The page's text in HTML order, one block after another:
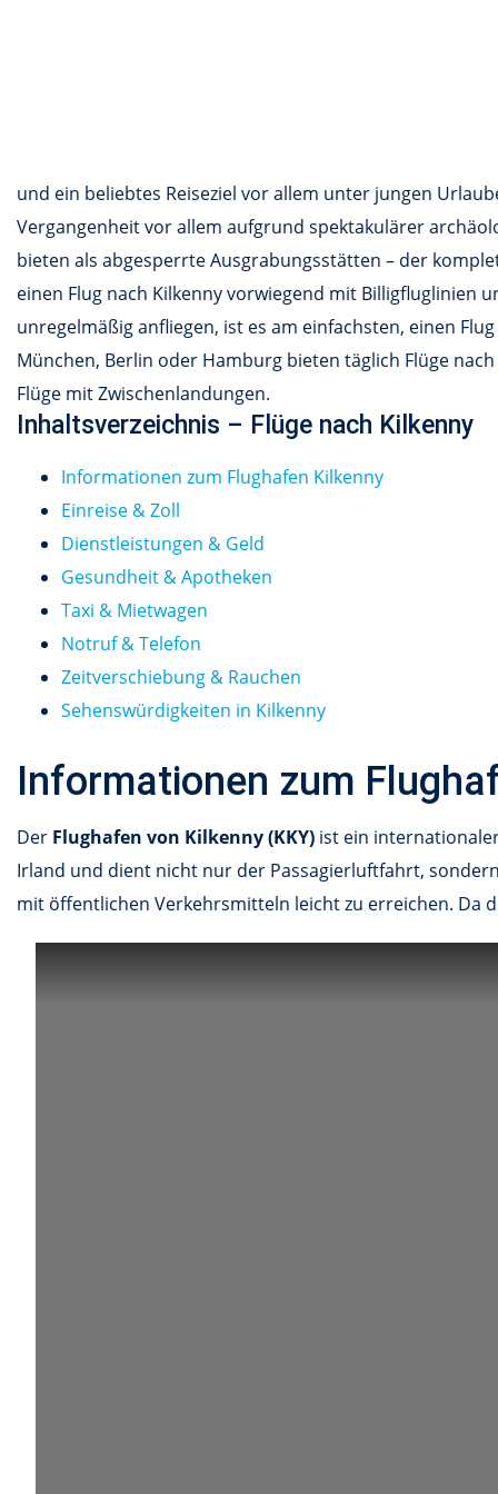
und ein beliebtes Reiseziel vor allem unter jungen
Vergangenheit vor allem aufgrund spektakulärer
bieten als abgesperrte Ausgrabungsstätten – der
einen Flug nach Kilkenny vorwiegend mit Billigfluglinien
unregelmäßig anfliegen, ist es am einfachsten, einen
München, Berlin oder Hamburg bieten täglich Flüge
Flüge mit Zwischenlandungen.
Inhaltsverzeichnis – Flüge nach Kilkenny
Informationen zum Flughafen Kilkenny
Einreise & Zoll
Dienstleistungen & Geld
Gesundheit & Apotheken
Taxi & Mietwagen
Notruf & Telefon
Zeitverschiebung & Rauchen
Sehenswürdigkeiten in Kilkenny
Informationen zum
Der Flughafen von Kilkenny (KKY) ist ein
Irland und dient nicht nur der Passagierluftfahrt,
mit öffentlichen Verkehrsmitteln leicht zu erreichen. Da